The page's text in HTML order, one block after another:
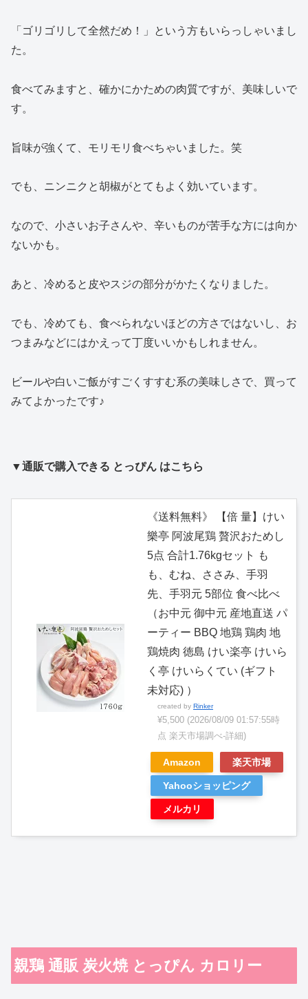
「ゴリゴリして全然だめ！」という方もいらっしゃいまし
た。
食べてみますと、確かにかための肉質ですが、美味しいで
す。
旨味が強くて、モリモリ食べちゃいました。笑
でも、ニンニクと胡椒がとてもよく効いています。
なので、小さいお子さんや、辛いものが苦手な方には向か
ないかも。
あと、冷めると皮やスジの部分がかたくなりました。
でも、冷めても、食べられないほどの方さではないし、お
つまみなどにはかえって丁度いいかもしれません。
ビールや白いご飯がすごくすすむ系の美味しさで、買って
みてよかったです♪
▼通販で購入できる とっぴん はこちら
《送料無料》 【倍 量】けい
樂亭 阿波尾鶏 贅沢おためし
5点 合計1.76kgセット も
も、むね、ささみ、手羽
先、手羽元 5部位 食べ比べ
（お中元 御中元 産地直送 パ
ーティー BBQ 地鶏 鶏肉 地
鶏焼肉 徳島 けい楽亭 けいら
く亭 けいらくてい (ギフト
未対応) ）
created by Rinker
¥5,500 (2026/08/09 01:57:55時
点 楽天市場調べ-詳細)
Amazon 楽天市場
Yahooショッピング
メルカリ
親鶏 通販 炭火焼 とっぴん カロリー